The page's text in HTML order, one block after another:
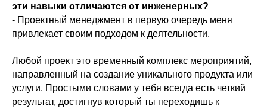
эти навыки отличаются от инженерных?
- Проектный менеджмент в первую очередь меня
привлекает своим подходом к деятельности.
Любой проект это временный комплекс мероприятий,
направленный на создание уникального продукта или
услуги. Простыми словами у тебя всегда есть четкий
результат, достигнув который ты переходишь к